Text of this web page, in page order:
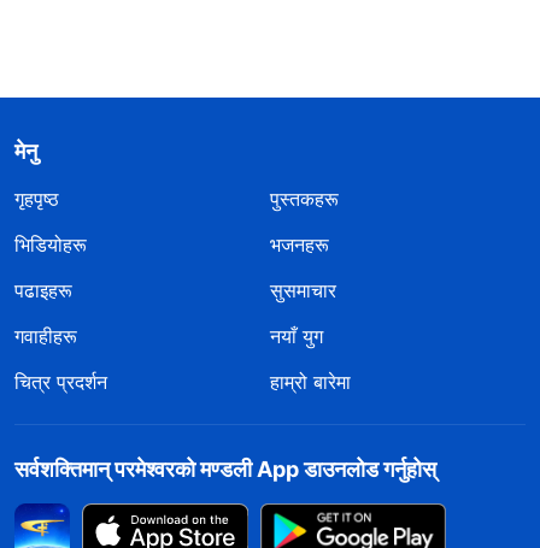
मेनु
गृहपृष्ठ
पुस्तकहरू
भिडियोहरू
भजनहरू
पढाइहरू
सुसमाचार
गवाहीहरू
नयाँ युग
चित्र प्रदर्शन
हाम्रो बारेमा
सर्वशक्तिमान्‌ परमेश्‍वरको मण्डली App डाउनलोड गर्नुहोस्